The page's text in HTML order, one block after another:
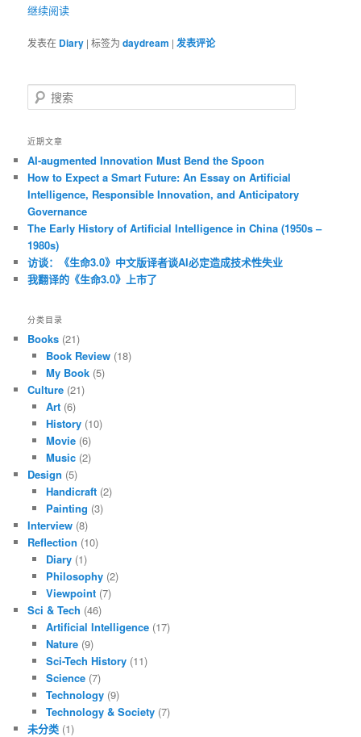
继续阅读
发表在 Diary |标签为 daydream |发表评论
搜
索
近期文章
AI-augmented Innovation Must Bend the Spoon
How to Expect a Smart Future: An Essay on Artificial
Intelligence, Responsible Innovation, and Anticipatory
Governance
The Early History of Artificial Intelligence in China (1950s –
1980s)
访谈：《生命3.0》中文版译者谈AI必定造成技术性失业
我翻译的《生命3.0》上市了
分类目录
Books (21)
Book Review(18)
My Book(5)
Culture (21)
Art(6)
History(10)
Movie(6)
Music(2)
Design (5)
Handicraft(2)
Painting (3)
Interview (8)
Reflection (10)
Diary(1)
Philosophy(2)
Viewpoint(7)
Sci & Tech (46)
Artificial Intelligence(17)
Nature(9)
Sci-Tech History(11)
Science(7)
Technology(9)
Technology & Society(7)
未分类 (1)